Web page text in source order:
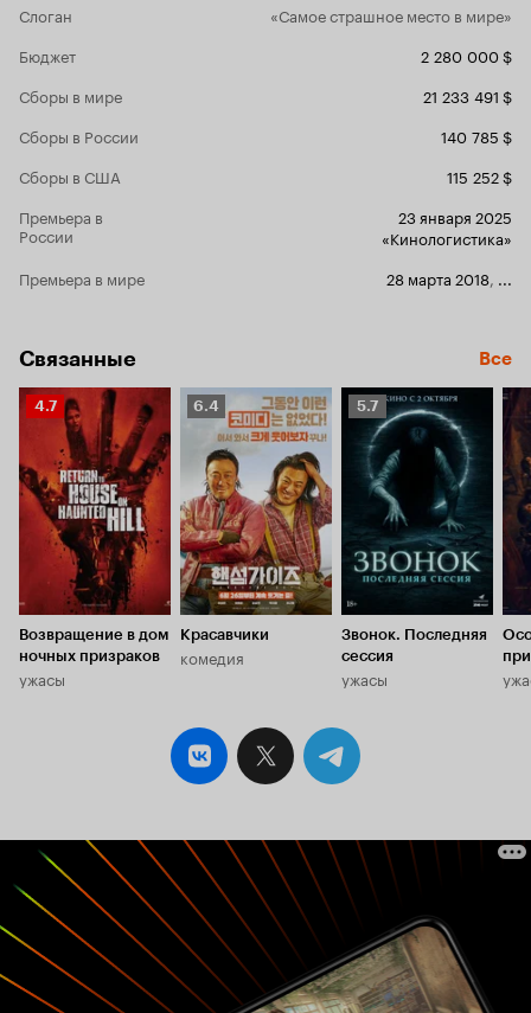
Слоган
«Самое страшное место в мире»
Бюджет
2 280 000 $
Сборы в мире
21 233 491 $
Сборы в России
140 785 $
Сборы в США
115 252 $
Премьера в
России
23 января 2025
«Кинологистика»
Премьера в мире
28 марта 2018
Связанные Все
Рейтинг
Кинопоиска
4.7
Возвращение в дом
ночных призраков
ужасы
Рейтинг
Кинопоиска
6.4
6.4
Красавчики
комедия
Рейтинг
Кинопоиска
5.7
5.7
Звонок. Последняя
сессия
ужасы